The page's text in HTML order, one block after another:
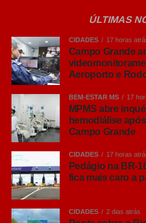
ÚLTIMAS
CIDADES 17 horas
Campo Grande
Aeroporto e
BEM-ESTAR MS 17
MPMS abre
hemodiálise
Campo Grande
CIDADES 17 horas
Pedágio na BR-
fica mais caro a
CIDADES 2 dias atrás